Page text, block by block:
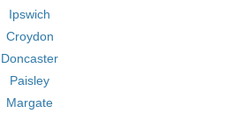
Ipswich
Croydon
Doncaster
Paisley
Margate